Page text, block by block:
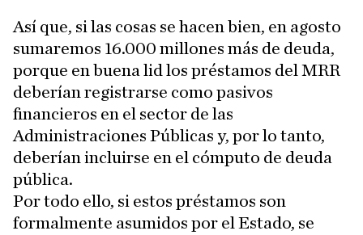
Así que, si las cosas se hacen bien, en agosto
sumaremos 16.000 millones más de deuda,
porque en buena lid los préstamos del MRR
deberían registrarse como pasivos
financieros en el sector de las
Administraciones Públicas y, por lo tanto,
deberían incluirse en el cómputo de deuda
pública.
Por todo ello, si estos préstamos son
formalmente asumidos por el Estado, se